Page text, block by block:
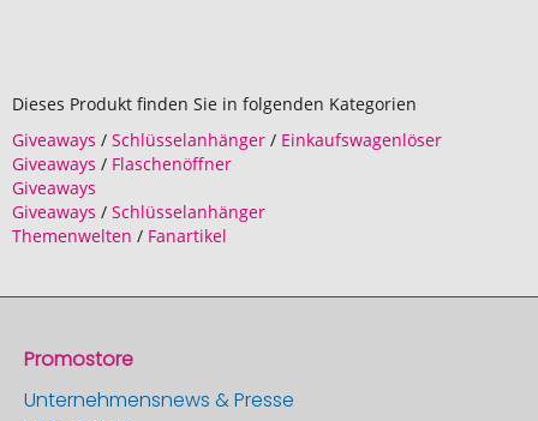
Dieses Produkt finden Sie in folgenden Kategorien
Giveaways / Schlüsselanhänger / Einkaufswagenlöser
Giveaways / Flaschenöffner
Giveaways
Giveaways / Schlüsselanhänger
Themenwelten / Fanartikel
Promostore
Unternehmensnews & Presse